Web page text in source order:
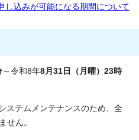
し込みが可能になる期間について
～令和8年8月31日（月曜）23時
ステムメンテナンスのため、全
せん。